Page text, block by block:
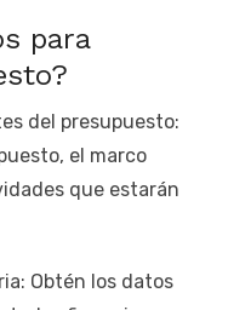
para
del presupuesto:
el marco
que estarán
Obtén los datos